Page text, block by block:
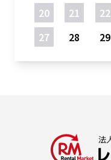
20
21 22
27
28 29